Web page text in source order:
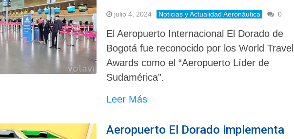
julio 4, 2024 Noticias y Actualidad Aeronáutica 0
El Aeropuerto Internacional El Dorado de
Bogotá fue reconocido por los World Travel
Awards como el “Aeropuerto Líder de
Sudamérica”.
Leer Más
Aeropuerto El Dorado implementa